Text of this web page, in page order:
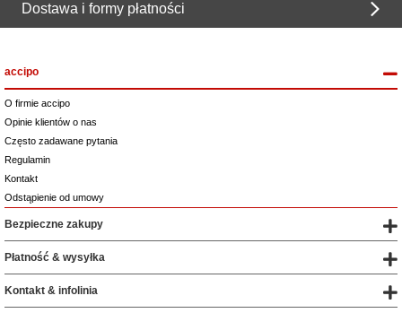
Dostawa i formy płatności
accipo
O firmie accipo
Opinie klientów o nas
Często zadawane pytania
Regulamin
Kontakt
Odstąpienie od umowy
Bezpieczne zakupy
Płatność & wysyłka
Kontakt & infolinia